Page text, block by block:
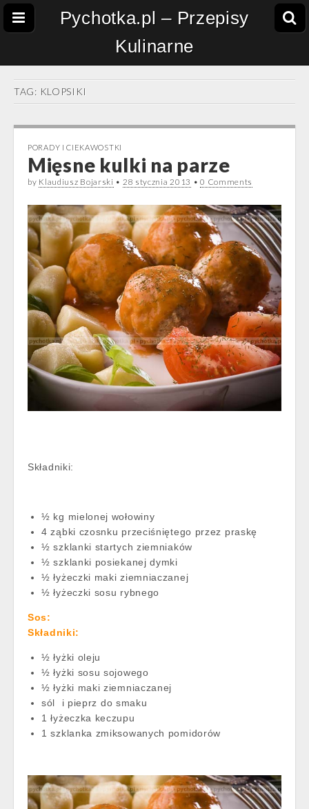
Pychotka.pl – Przepisy
Kulinarne
TAG: KLOPSIKI
PORADY I CIEKAWOSTKI
Mięsne kulki na parze
by Klaudiusz Bojarski • 28 stycznia 2013 •0 Comments
Składniki:
½ kg mielonej wołowiny
4 ząbki czosnku przeciśniętego przez praskę
½ szklanki startych ziemniaków
½ szklanki posiekanej dymki
½ łyżeczki maki ziemniaczanej
½ łyżeczki sosu rybnego
Sos:
Składniki:
½ łyżki oleju
½ łyżki sosu sojowego
½ łyżki maki ziemniaczanej
sól i pieprz do smaku
1 łyżeczka keczupu
1 szklanka zmiksowanych pomidorów